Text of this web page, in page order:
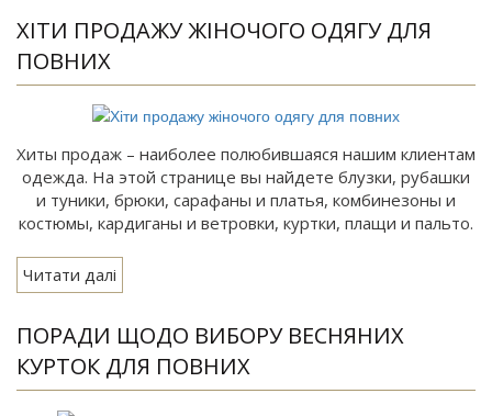
ХІТИ ПРОДАЖУ ЖІНОЧОГО ОДЯГУ ДЛЯ
ПОВНИХ
Хиты продаж – наиболее полюбившаяся нашим клиентам
одежда. На этой странице вы найдете блузки, рубашки
и туники, брюки, сарафаны и платья, комбинезоны и
костюмы, кардиганы и ветровки, куртки, плащи и пальто.
Читати далі
ПОРАДИ ЩОДО ВИБОРУ ВЕСНЯНИХ
КУРТОК ДЛЯ ПОВНИХ